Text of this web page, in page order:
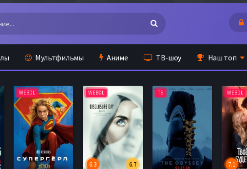
Мультфильмы Аниме ТВ-шоу Наш топ
WEBDL WEBDL
6.7
6.3
TS WEBDL
7.1